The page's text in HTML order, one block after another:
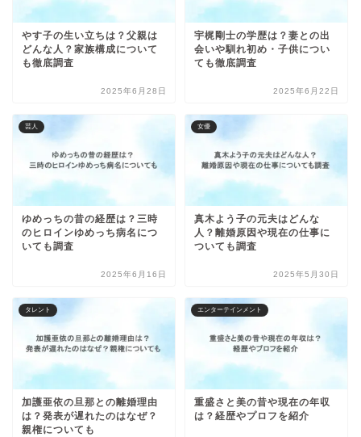
やす子の生い立ちは？父親は
どんな人？家族構成について
も徹底調査
2025年6月28日
宇梶剛士の学歴は？妻との出
会いや馴れ初め・子供につい
ても徹底調査
2025年6月22日
芸人
ゆめっちの昔の経歴は？三時
のヒロインゆめっち病名につ
いても調査
2025年6月16日
女優
真木よう子の元夫はどんな
人？離婚原因や現在の仕事に
ついても調査
2025年5月30日
タレント
加護亜依の旦那との離婚理由
は？発表が遅れたのはなぜ？
親権についても
エンターテインメント
重盛さと美の昔や現在の年収
は？経歴やプロフを紹介